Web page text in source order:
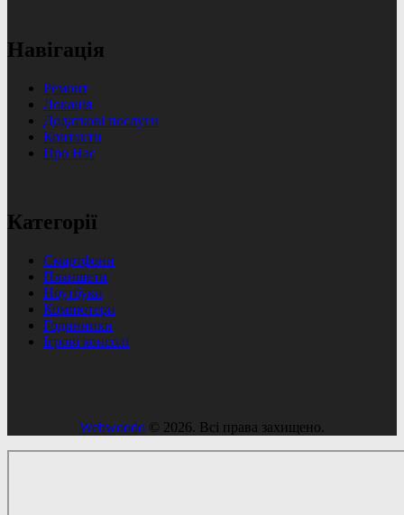
Навігація
Ремонт
Локація
Додаткові послуги
Контакти
Про Нас
Категорії
Смартфони
Планшети
Ноутбуки
Компютери
Годинники
Ігрові консолі
Webwoodo © 2026. Всі права захищено.